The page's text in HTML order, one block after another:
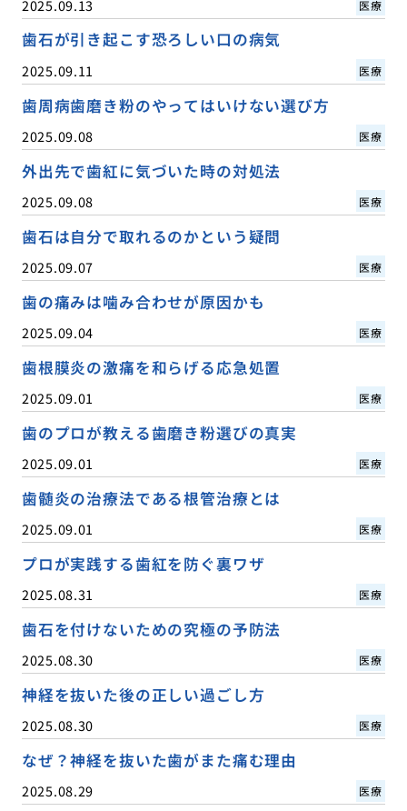
2025.09.13 医療
歯石が引き起こす恐ろしい口の病気
2025.09.11 医療
歯周病歯磨き粉のやってはいけない選び方
2025.09.08 医療
外出先で歯紅に気づいた時の対処法
2025.09.08 医療
歯石は自分で取れるのかという疑問
2025.09.07 医療
歯の痛みは噛み合わせが原因かも
2025.09.04 医療
歯根膜炎の激痛を和らげる応急処置
2025.09.01 医療
歯のプロが教える歯磨き粉選びの真実
2025.09.01 医療
歯髄炎の治療法である根管治療とは
2025.09.01 医療
プロが実践する歯紅を防ぐ裏ワザ
2025.08.31 医療
歯石を付けないための究極の予防法
2025.08.30 医療
神経を抜いた後の正しい過ごし方
2025.08.30 医療
なぜ？神経を抜いた歯がまた痛む理由
2025.08.29 医療